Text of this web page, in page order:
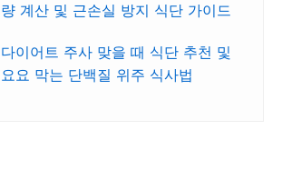
량 계산 및 근손실 방지 식단 가이드
다이어트 주사 맞을 때 식단 추천 및
요요 막는 단백질 위주 식사법